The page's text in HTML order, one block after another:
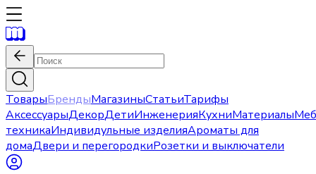
ТоварыБрендыМагазиныСтатьиТарифы
АксессуарыДекорДетиИнженерияКухниМатериалы
техникаИндивидульные изделияАроматы для
домаДвери и перегородкиРозетки и выключатели